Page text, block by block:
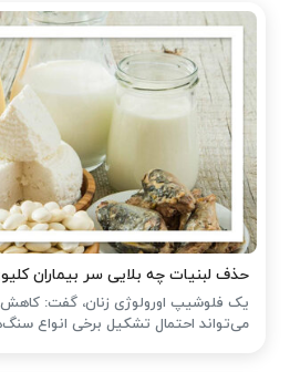
حذف لبنیات چه بلایی سر بیماران
یک فلوشیپ اورولوژی زنان، گفت:
می‌تواند احتمال تشکیل برخی انواع